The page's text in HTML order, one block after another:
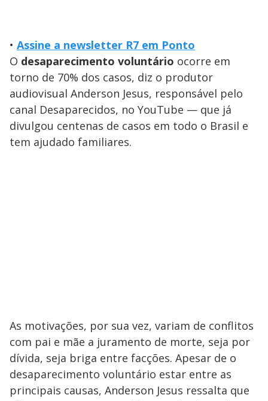
• Assine a newsletter R7 em Ponto
O desaparecimento voluntário ocorre em
torno de 70% dos casos, diz o produtor
audiovisual Anderson Jesus, responsável pelo
canal Desaparecidos, no YouTube — que já
divulgou centenas de casos em todo o Brasil e
tem ajudado familiares.
As motivações, por sua vez, variam de conflitos
com pai e mãe a juramento de morte, seja por
dívida, seja briga entre facções. Apesar de o
desaparecimento voluntário estar entre as
principais causas, Anderson Jesus ressalta que